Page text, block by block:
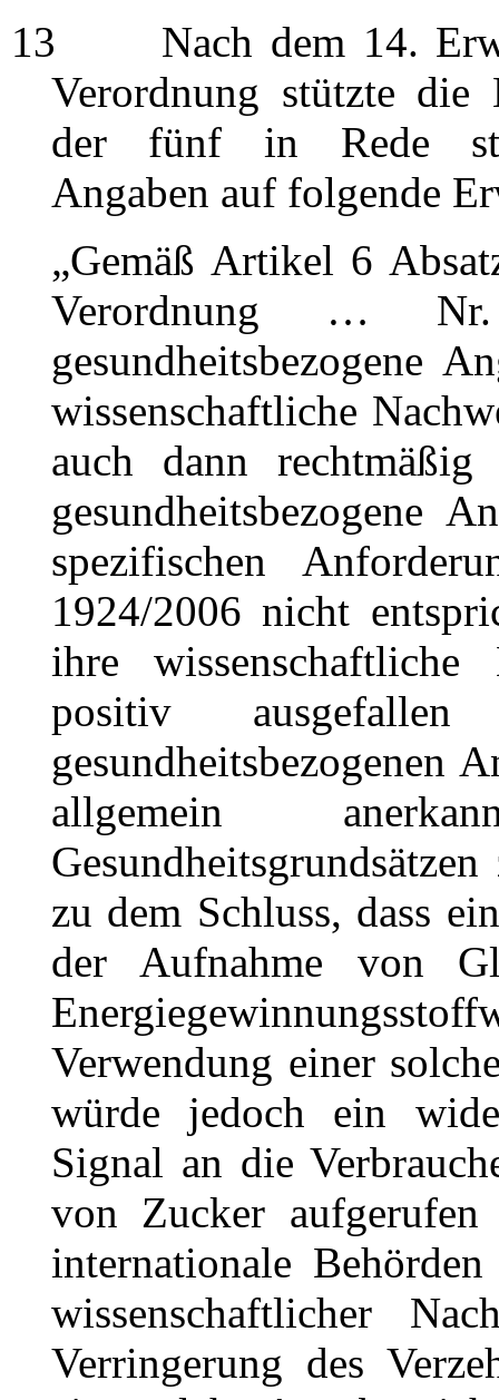
13 Nach dem 14.
Verordnung stützte die
der fünf in Rede
Angaben auf folgende
„Gemäß Artikel 6
Verordnung … Nr.
gesundheitsbezogene
wissenschaftliche
auch dann
gesundheitsbezogene
spezifischen
1924/2006 nicht
ihre
positiv
gesundheitsbezogenen
allgemein
zu dem Schluss, dass
der Aufnahme von
Verwendung einer
würde jedoch ein
Signal an die
von Zucker
internationale
wissenschaftlicher
Verringerung des